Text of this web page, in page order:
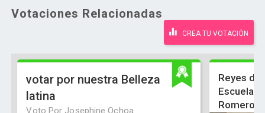
Votaciones Relacionadas
CREA TU VOTACIÓN
votar por nuestra Belleza
latina
Voto Por Josephine Ochoa
Reyes de
Escuela
Romero